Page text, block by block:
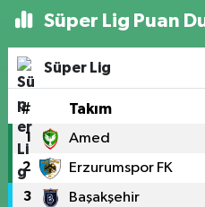
Süper Lig Puan
Süper Lig
# Takım
1 Amed
2 Erzurumspor FK
3 Başakşehir